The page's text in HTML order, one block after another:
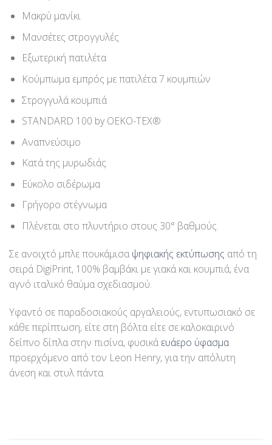
Μακρύ μανίκι
Μανσέτες στρογγυλές
Εξωτερική πατιλέτα
Κούμπωμα εμπρός με πατιλέτα 7 κουμπιών
Στρογγυλά κουμπιά
STANDARD 100 by OEKO-TEX®
Αναπνεύσιμο
Κατά της μυρωδιάς
Εύκολο σιδέρωμα
Γρήγορο στέγνωμα
Πλένεται στο πλυντήριο στους 30° βαθμούς.
Σε ανοιχτό μπλε πουκάμισα ψηφιακής εκτύπωσης από τη
σειρά DigiPrint, 100% βαμβάκι με γιακά και κουμπιά, ένα
αγνό ιταλικό θαύμα σχεδιασμού.
Υφαντό σε παραδοσιακούς αργαλειούς, εντυπωσιακό σε
κάθε περίπτωση, είτε στη βόλτα είτε σε καλοκαιρινό
δείπνο δίπλα στην πισίνα, φυσικά ευάερο ύφασμα
προερχόμενο από τον Leon Henry, για την απόλυτη
άνεση και στυλ πάντα.